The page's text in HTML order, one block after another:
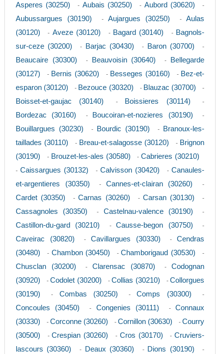
Asperes (30250) - Aubais (30250) - Aubord (30620) -
Aubussargues (30190) -Aujargues (30250) -Aulas
(30120)
- Aveze (30120) - Bagard (30140) - Bagnols-
sur-ceze (30200)
- Barjac (30430) - Baron (30700) -
Beaucaire (30300) - Beauvoisin (30640) -
Bellegarde
(30127)
- Bernis (30620) - Besseges (30160) - Bez-et-
esparon (30120)
- Bezouce (30320) - Blauzac (30700) -
Boisset-et-gaujac (30140) - Boissieres (30114) -
Bordezac (30160) - Boucoiran-et-nozieres (30190) -
Bouillargues (30230) - Bourdic (30190) -
Branoux-les-
taillades (30110)
- Breau-et-salagosse (30120) - Brignon
(30190)
- Brouzet-les-ales (30580) -Cabrieres (30210)
- Caissargues (30132) -Calvisson (30420) -Canaules-
et-argentieres (30350)
- Cannes-et-clairan (30260) -
Cardet (30350) -Carnas (30260) - Carsan (30130) -
Cassagnoles (30350) - Castelnau-valence (30190) -
Castillon-du-gard (30210) -Causse-begon (30750) -
Caveirac (30820) - Cavillargues (30330) -Cendras
(30480)
- Chambon (30450) -Chamborigaud (30530) -
Chusclan (30200) - Clarensac (30870) -Codognan
(30920)
-Codolet (30200) -Collias (30210) -Collorgues
(30190)
- Combas (30250) -Comps (30300) -
Concoules (30450) - Congenies (30111) -Connaux
(30330)
- Corconne (30260) -Cornillon (30630) -Courry
(30500)
-Crespian (30260) - Cros (30170) -Cruviers-
lascours (30360)
- Deaux (30360) - Dions (30190) -